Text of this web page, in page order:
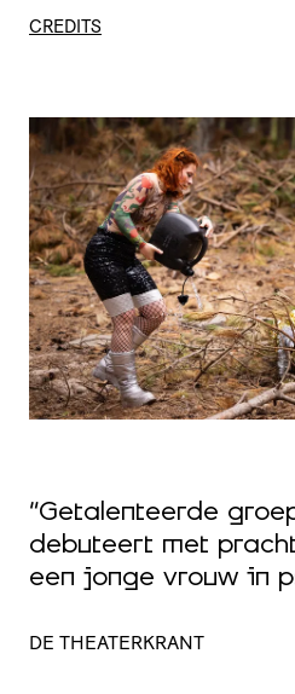
CREDITS
“Getalenteerde
debuteert met
een jonge vrouw in
DE THEATERKRANT